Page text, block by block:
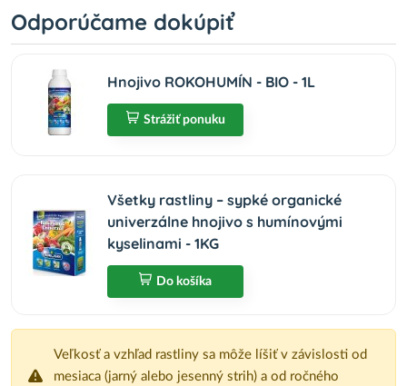
Odporúčame dokúpiť
Hnojivo ROKOHUMÍN - BIO - 1L
Strážiť ponuku
Všetky rastliny – sypké organické
univerzálne hnojivo s humínovými
kyselinami - 1KG
Do košíka
Veľkosť a vzhľad rastliny sa môže líšiť v závislosti od
mesiaca (jarný alebo jesenný strih) a od ročného